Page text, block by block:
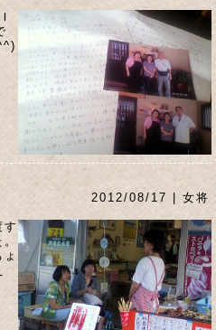
2012/08/17 | 女将
す
。